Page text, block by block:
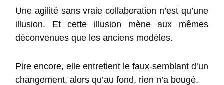
Une agilité sans vraie collaboration n’est qu’une
illusion. Et cette illusion mène aux mêmes
déconvenues que les anciens modèles.
Pire encore, elle entretient le faux-semblant d’un
changement, alors qu’au fond, rien n’a bougé.